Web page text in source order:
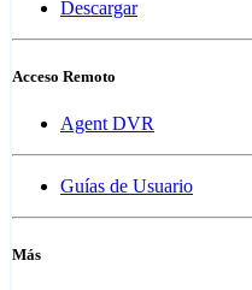
Descargar
Acceso Remoto
Agent DVR
Guías de Usuario
Más